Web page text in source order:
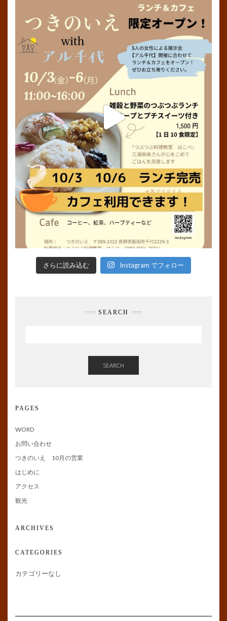
さらに読み込む Instagram でフォロー
SEARCH
SEARCH
PAGES
WORD
お問い合わせ
つきのいえ 10月の営業
はじめに
アクセス
観光
ARCHIVES
CATEGORIES
カテゴリーなし